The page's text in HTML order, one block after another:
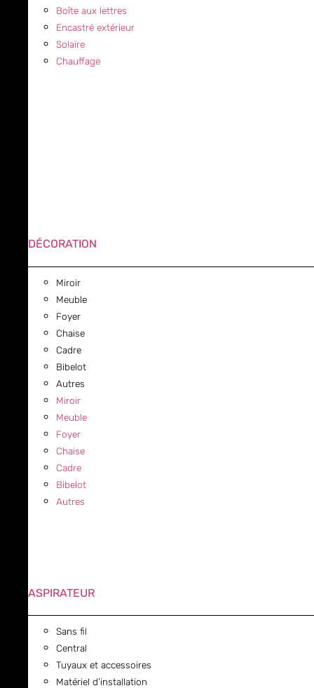
Boîte aux lettres
Encastré extérieur
Solaire
Chauffage
DÉCORATION
Miroir
Meuble
Foyer
Chaise
Cadre
Bibelot
Autres
Miroir
Meuble
Foyer
Chaise
Cadre
Bibelot
Autres
ASPIRATEUR
Sans fil
Central
Tuyaux et accessoires
Matériel d’installation